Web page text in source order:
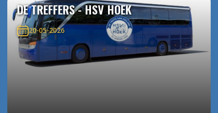
DE TREFFERS - HSV HOEK
20-05-2026